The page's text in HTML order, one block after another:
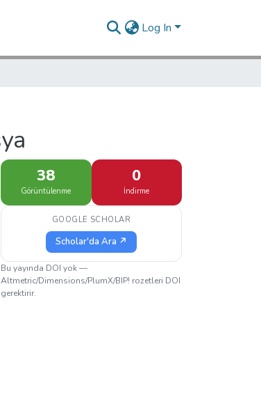
Log In
38
Görüntülenme
0
İndirme
GOOGLE SCHOLAR
Scholar'da Ara ↗
Bu yayında DOI yok —
Altmetric/Dimensions/PlumX/BIP! rozetleri DOI
gerektirir.